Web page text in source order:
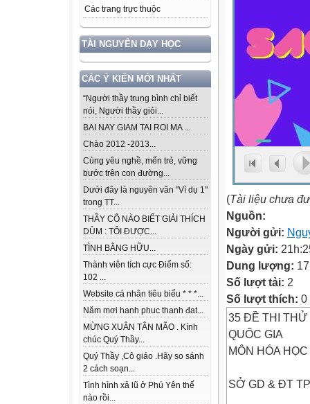
Các trang trực thuộc
TÀI NGUYÊN DẠY HỌC
CÁC Ý KIẾN MỚI NHẤT
“Người thầy trung bình chỉ biết
nói, Người thầy giỏi...
BAI NAY GIAM TAI ROI MA ...
Chào 2012 -2013...
Cùng yêu nghề, mến trẻ, vững
bước trên con đường...
Dưới đây là nguyên văn "Ví dụ 1"
trong TT...
THẦY CÔ NÀO BIẾT GIẢI THÍCH
DÙM : TÔI ĐƯỢC...
TÌNH BẰNG HỮU...
Thành viên tích cực Điểm số:
102 ...
Website cá nhân tiêu biểu * * *...
Năm mơi hanh phuc thanh đat...
MỪNG XUÂN TÂN MÃO . Kính
chúc Quý Thầy...
Quý Thầy ,Cô giáo .Hãy so sánh
2 cách soạn...
Tình hình xả lũ ở Phú Yên thế
nào rồi...
(Tài liệu chưa
Nguồn:
Người gửi:
Ngày gửi:
Dung lượng:
Số lượt tải: 2
Số lượt thích: 0
35 ĐỀ THI THỬ
QUỐC GIA
MÔN HÓA HỌC
SỞ GD & ĐT